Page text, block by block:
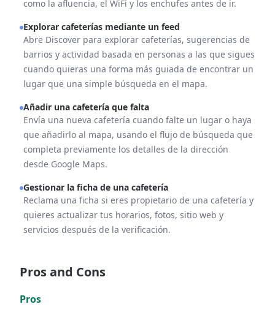
como la afluencia, el WiFi y los enchufes antes de ir.
Explorar cafeterías mediante un feed
Abre Discover para explorar cafeterías, sugerencias de
barrios y actividad basada en personas a las que sigues
cuando quieras una forma más guiada de encontrar un
lugar que una simple búsqueda en el mapa.
Añadir una cafetería que falta
Envía una nueva cafetería cuando falte un lugar o haya
que añadirlo al mapa, usando el flujo de búsqueda que
completa previamente los detalles de la dirección
desde Google Maps.
Gestionar la ficha de una cafetería
Reclama una ficha si eres propietario de una cafetería y
quieres actualizar tus horarios, fotos, sitio web y
servicios después de la verificación.
Pros and Cons
Pros